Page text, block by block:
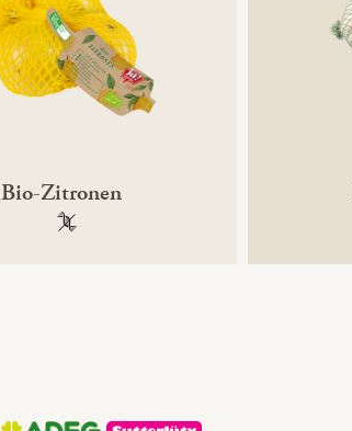
Bio-Zitronen
100 % gentechnikfrei